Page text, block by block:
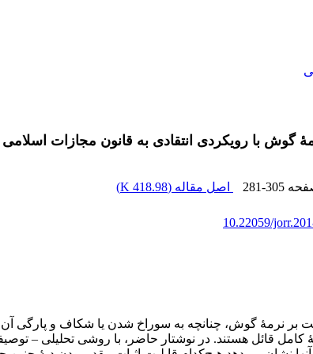
گوش با رویکردی انتقادی به قانون مجازات اسلامی
281-305 اصل مقاله (418.98 K
)
10.22059/
بر نرمۀ گوش، چنانچه به سوراخ شدن یا شکاف و پارگی
قائل هستند. در نوشتار حاضر، با روشی تحلیلی –